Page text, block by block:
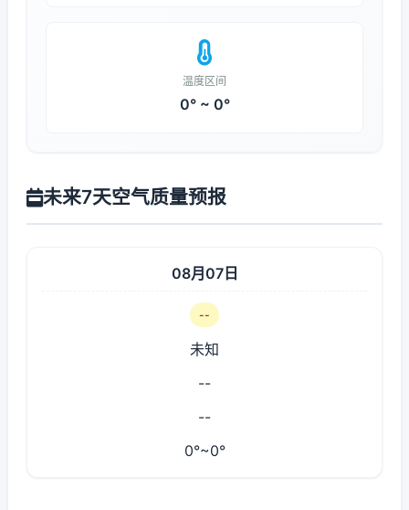
温度区间
0° ~ 0°
未来7天空气质量预报
08月07日
--
未知
--
--
0°~0°